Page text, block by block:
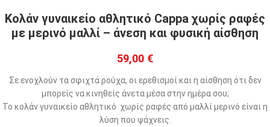
Κολάν γυναικείο αθλητικό Cappa χωρίς ραφές
με μερινό μαλλί – άνεση και φυσική αίσθηση
59,00 €
Σε ενοχλούν τα σφιχτά ρούχα, οι ερεθισμοί και η αίσθηση ότι δεν
μπορείς να κινηθείς άνετα μέσα στην ημέρα σου;
Το κολάν γυναικείο αθλητικό χωρίς ραφές από μαλλί μερινό είναι η
λύση που ψάχνεις.